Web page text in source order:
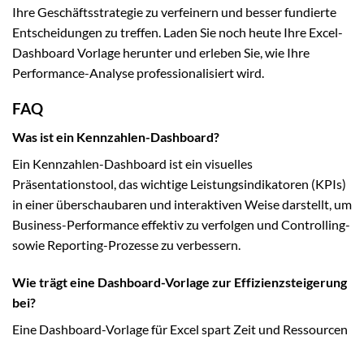
Ihre Geschäftsstrategie zu verfeinern und besser fundierte
Entscheidungen zu treffen. Laden Sie noch heute Ihre Excel-
Dashboard Vorlage herunter und erleben Sie, wie Ihre
Performance-Analyse professionalisiert wird.
FAQ
Was ist ein Kennzahlen-Dashboard?
Ein Kennzahlen-Dashboard ist ein visuelles
Präsentationstool, das wichtige Leistungsindikatoren (KPIs)
in einer überschaubaren und interaktiven Weise darstellt, um
Business-Performance effektiv zu verfolgen und Controlling-
sowie Reporting-Prozesse zu verbessern.
Wie trägt eine Dashboard-Vorlage zur Effizienzsteigerung
bei?
Eine Dashboard-Vorlage für Excel spart Zeit und Ressourcen